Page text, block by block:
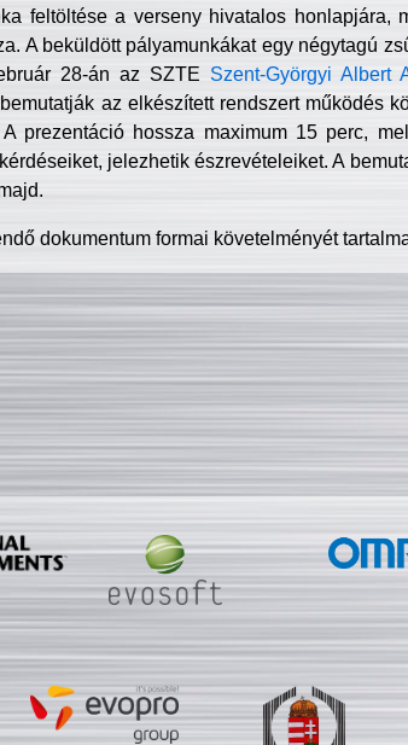
feltöltése a verseny hivatalos
A beküldött pályamunkákat egy négytagú
28-án az SZTE Szent-Györgyi Albert
az elkészített rendszert működés
A prezentáció hossza maximum 15 perc,
jelezhetik észrevételeiket. A
dokumentum formai követelményét